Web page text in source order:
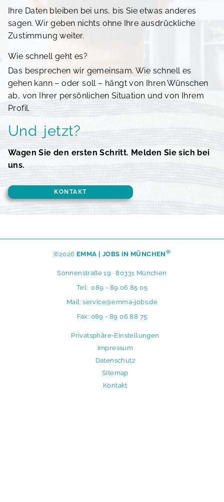
Ihre Daten bleiben bei uns, bis Sie etwas anderes
sagen. Wir geben nichts ohne Ihre ausdrückliche
Zustimmung weiter.
Wie schnell geht es?
Das besprechen wir gemeinsam. Wie schnell es
gehen kann – oder soll – hängt von Ihren Wünschen
ab, von Ihrer persönlichen Situation und von Ihrem
Profil.
Und jetzt?
Wagen Sie den ersten Schritt. Melden Sie sich bei
uns.
KONTAKT
©2026 EMMA | JOBS IN MÜNCHEN®
Sonnenstraße 19 · 80331 München
Tel:089 - 89 06 85 05
Mail:service@emma-jobs.de
Fax: 089 - 89 06 88 75
N
a
v
i
g
Privatsphäre-Einstellungen
Impressum
Datenschutz
Sitemap
Kontakt